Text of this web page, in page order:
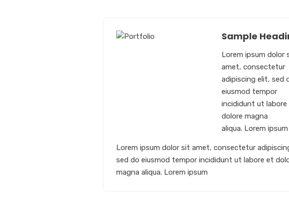
Sample
Lorem ipsum dolor
amet, consectetur
adipiscing elit, sed
eiusmod tempor
incididunt ut labore
dolore magna
aliqua. Lorem ipsum
Lorem ipsum dolor sit amet, consectetur
sed do eiusmod tempor incididunt ut labore et
magna aliqua. Lorem ipsum